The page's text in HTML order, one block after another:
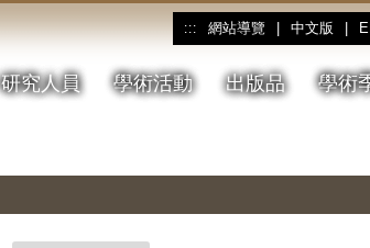
::: 網站導覽 中文版
研究人員 學術活動 出版品 學術